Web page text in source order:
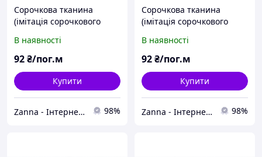
Сорочкова тканина
(імітація сорочкового
кольору в тонку білу
смужку
В наявності
92₴/пог.м
Купити
Zanna - Інтернет-магазин тканин 98%
Сорочкова тканина
(імітація сорочкового
джинсового кольору в
тонку білу смужку
В наявності
92₴/пог.м
Купити
Zanna - Інтернет-магазин тканин 98%